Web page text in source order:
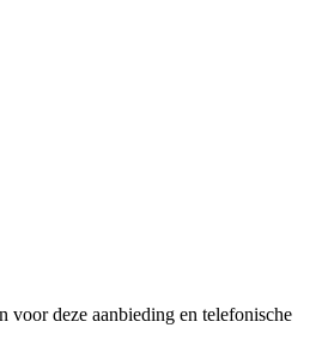
deze aanbieding en telefonische